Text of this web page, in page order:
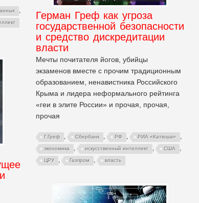
,
Герман Греф как угроза
государственной безопасности
и средство дискредитации
власти
Мечты почитателя йогов, убийцы
экзаменов вместе с прочим традиционным
образованием, ненавистника Российского
Крыма и лидера неформального рейтинга
«геи в элите России» и прочая, прочая,
прочая
Г.Греф , Сбербанк , РФ , РИА «Катюша» ,
экономика , искусственный интеллект , США ,
ЦРУ , Газпром , власть